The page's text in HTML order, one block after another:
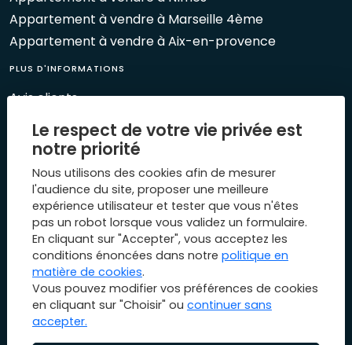
Le respect de votre vie privée est
notre priorité
Nous utilisons des cookies afin de mesurer
l'audience du site, proposer une meilleure
expérience utilisateur et tester que vous n'êtes
pas un robot lorsque vous validez un formulaire.
En cliquant sur "Accepter", vous acceptez les
conditions énoncées dans notre politique en
matière de cookies.
Vous pouvez modifier vos préférences de cookies
en cliquant sur "Choisir" ou continuer sans
accepter.
Appartement à vendre à Marseille 4ème
Appartement à vendre à Aix-en-provence
PLUS D'INFORMATIONS
Avis clients
Le Mag 1894
Nos évènements
Biens vendus
Plan du site
Mentions légales
Nous contacter